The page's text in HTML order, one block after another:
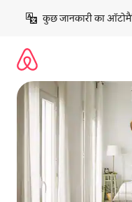
छोड़कर
कॉन्टेंट
कुछ जानकारी का